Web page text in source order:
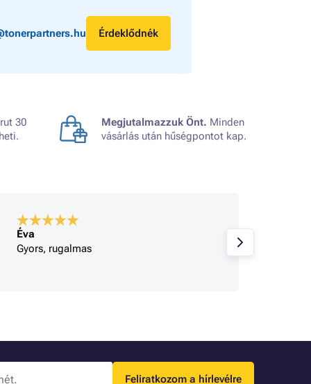
Érdeklődnék
30
Megjutalmazzuk Önt. Minden
vásárlás után hűségpontot kap.
Éva
Gyors, rugalmas
Feliratkozom a hírlevélre